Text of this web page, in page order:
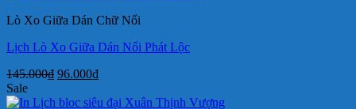
160.000₫.
Lò Xo Giữa Dán Chữ Nổi
Lịch Lò Xo Giữa Dán Nổi Phát Lộc
145.000₫ Giá
là:
96.000₫Giá
tại
Sale